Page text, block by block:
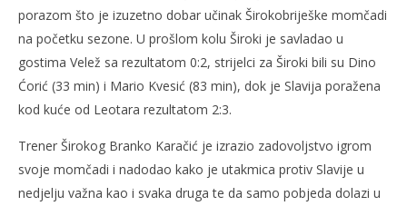
14.
rujna
2011.
Rafaela
porazom što je izuzetno dobar učinak Širokobriješke momčadi
na početku sezone. U prošlom kolu Široki je savladao u
gostima Velež sa rezultatom 0:2, strijelci za Široki bili su Dino
Ćorić (33 min) i Mario Kvesić (83 min), dok je Slavija poražena
kod kuće od Leotara rezultatom 2:3.
Trener Širokog Branko Karačić je izrazio zadovoljstvo igrom
svoje momčadi i nadodao kako je utakmica protiv Slavije u
nedjelju važna kao i svaka druga te da samo pobjeda dolazi u